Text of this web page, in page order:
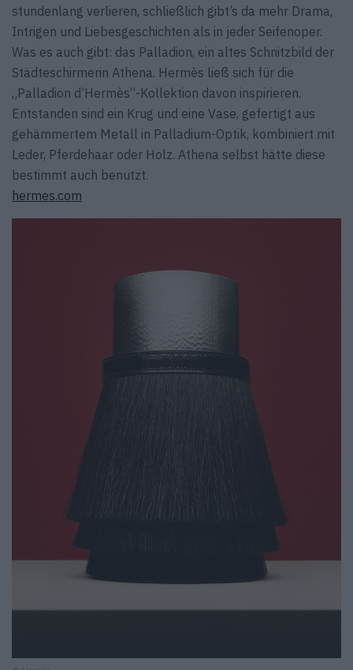
stundenlang verlieren, schließlich gibt’s da mehr Drama,
Intrigen und Liebesgeschichten als in jeder Seifenoper.
Was es auch gibt: das Palladion, ein altes Schnitzbild der
Städteschirmerin Athena. Hermès ließ sich für die
„Palladion d’Hermès“-Kollektion davon inspirieren.
Entstanden sind ein Krug und eine Vase, gefertigt aus
gehämmertem Metall in Palladium-Optik, kombiniert mit
Leder, Pferdehaar oder Holz. Athena selbst hätte diese
bestimmt auch benutzt.
hermes.com